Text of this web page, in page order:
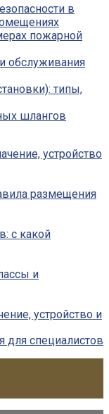
в
пожарной
обслуживания
типы,
шлангов
устройство
размещения
с какой
и
устройство и
для специалистов